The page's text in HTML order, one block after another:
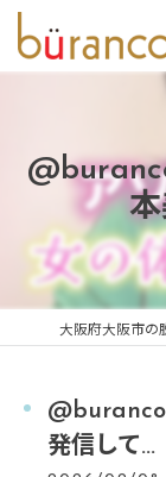
発信して...